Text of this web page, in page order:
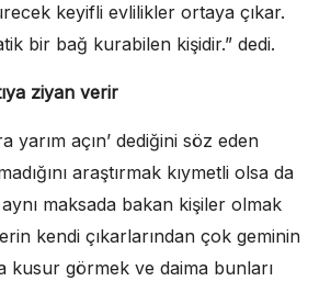
keyifli evlilikler ortaya çıkar.
bir bağ kurabilen kişidir.” dedi.
ziyan verir
açın’ dediğini söz eden
araştırmak kıymetli olsa da
maksada bakan kişiler olmak
kendi çıkarlarından çok geminin
kusur görmek ve daima bunları